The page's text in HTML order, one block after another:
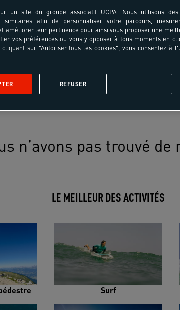
n’avons pas trouvé
LE MEILLEUR DES ACTIVITÉS
Surf
un site du groupe associatif UCPA. Nous utilisons
similaires afin de personnaliser votre parcours,
améliorer leur pertinence pour ainsi vous proposer une
vos préférences ou vous y opposer à tous moments en
cliquant sur "Autoriser tous les cookies", vous consentez à
REFUSER